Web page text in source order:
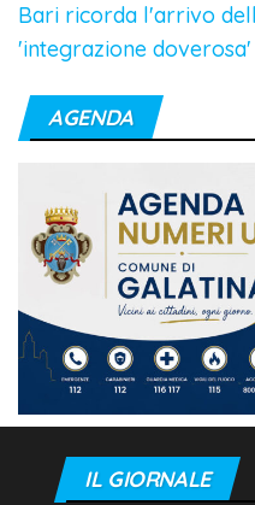
Bari ricorda l'arrivo
'integrazione doverosa'
AGENDA
IL GIORNALE